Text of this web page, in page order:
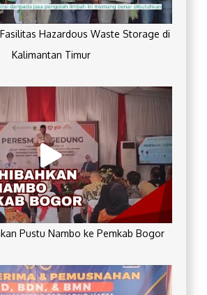
Hazardous Waste Storage di
Kalimantan Timur
Pustu Nambo ke Pemkab Bogor